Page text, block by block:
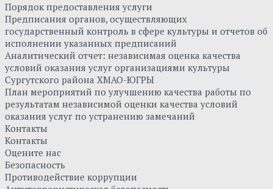
Порядок предоставления услуги
Предписания органов, осуществляющих
государственный контроль в сфере культуры и отчетов об
исполнении указанных предписаний
Аналитический отчет: независимая оценка качества
условий оказания услуг организациями культуры
Сургутского района ХМАО-ЮГРЫ
План мероприятий по улучшению качества работы по
результатам независимой оценки качества условий
оказания услуг по устранению замечаний
Контакты
Контакты
Оцените нас
Безопасность
Противодействие коррупции